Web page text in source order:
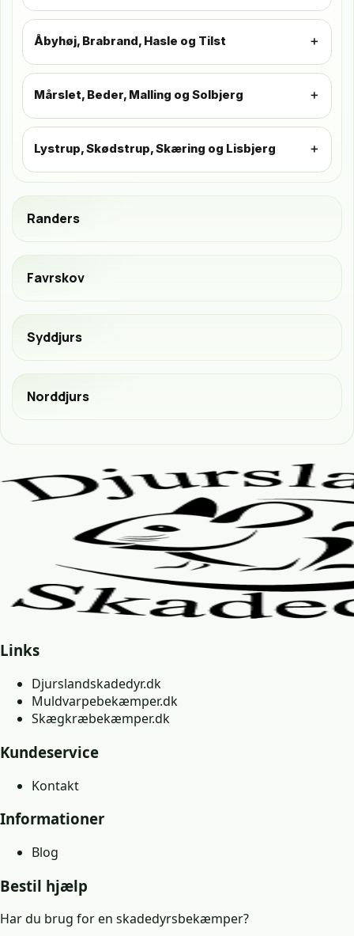
Åbyhøj, Brabrand, Hasle og Tilst
Mårslet, Beder, Malling og Solbjerg
Lystrup, Skødstrup, Skæring og Lisbjerg
Randers
Favrskov
Syddjurs
Norddjurs
Links
Djurslandskadedyr.dk
Muldvarpebekæmper.dk
Skægkræbekæmper.dk
Kundeservice
Kontakt
Informationer
Blog
Bestil hjælp
Har du brug for en skadedyrsbekæmper?